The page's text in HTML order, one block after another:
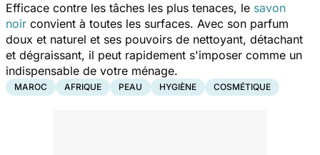
Efficace contre les tâches les plus tenaces, le savon
noir convient à toutes les surfaces. Avec son parfum
doux et naturel et ses pouvoirs de nettoyant, détachant
et dégraissant, il peut rapidement s'imposer comme un
indispensable de votre ménage.
MAROC AFRIQUE PEAU HYGIÈNE COSMÉTIQUE